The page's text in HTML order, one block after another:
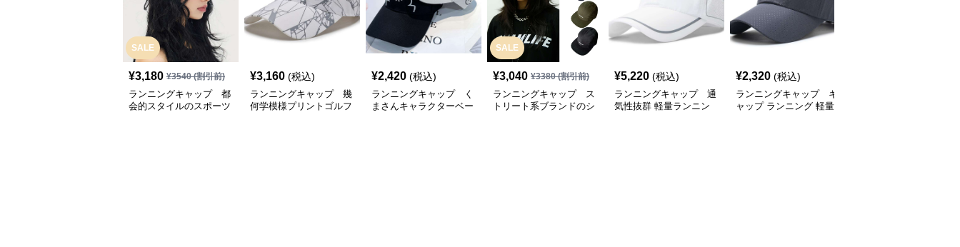
SALE
¥3,180 ¥3540(割引前)
ランニングキャップ 都
会的スタイルのスポーツ
¥3,160 (税込)
ランニングキャップ 幾
何学模様プリントゴルフ
¥2,420 (税込)
ランニングキャップ く
まさんキャラクターベー
SALE
¥3,040 ¥3380(割引前)
ランニングキャップ ス
トリート系ブランドのシ
¥5,220 (税込)
ランニングキャップ 通
気性抜群 軽量ランニン
¥2,320 (税込)
ランニングキャップ キ
ャップ ランニング 軽量